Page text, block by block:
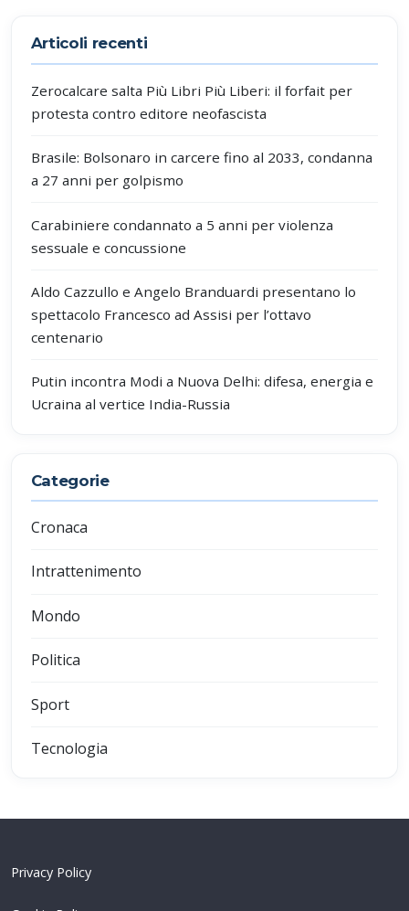
Articoli recenti
Zerocalcare salta Più Libri Più Liberi: il forfait per
protesta contro editore neofascista
Brasile: Bolsonaro in carcere fino al 2033, condanna
a 27 anni per golpismo
Carabiniere condannato a 5 anni per violenza
sessuale e concussione
Aldo Cazzullo e Angelo Branduardi presentano lo
spettacolo Francesco ad Assisi per l’ottavo
centenario
Putin incontra Modi a Nuova Delhi: difesa, energia e
Ucraina al vertice India-Russia
Categorie
Cronaca
Intrattenimento
Mondo
Politica
Sport
Tecnologia
Privacy Policy